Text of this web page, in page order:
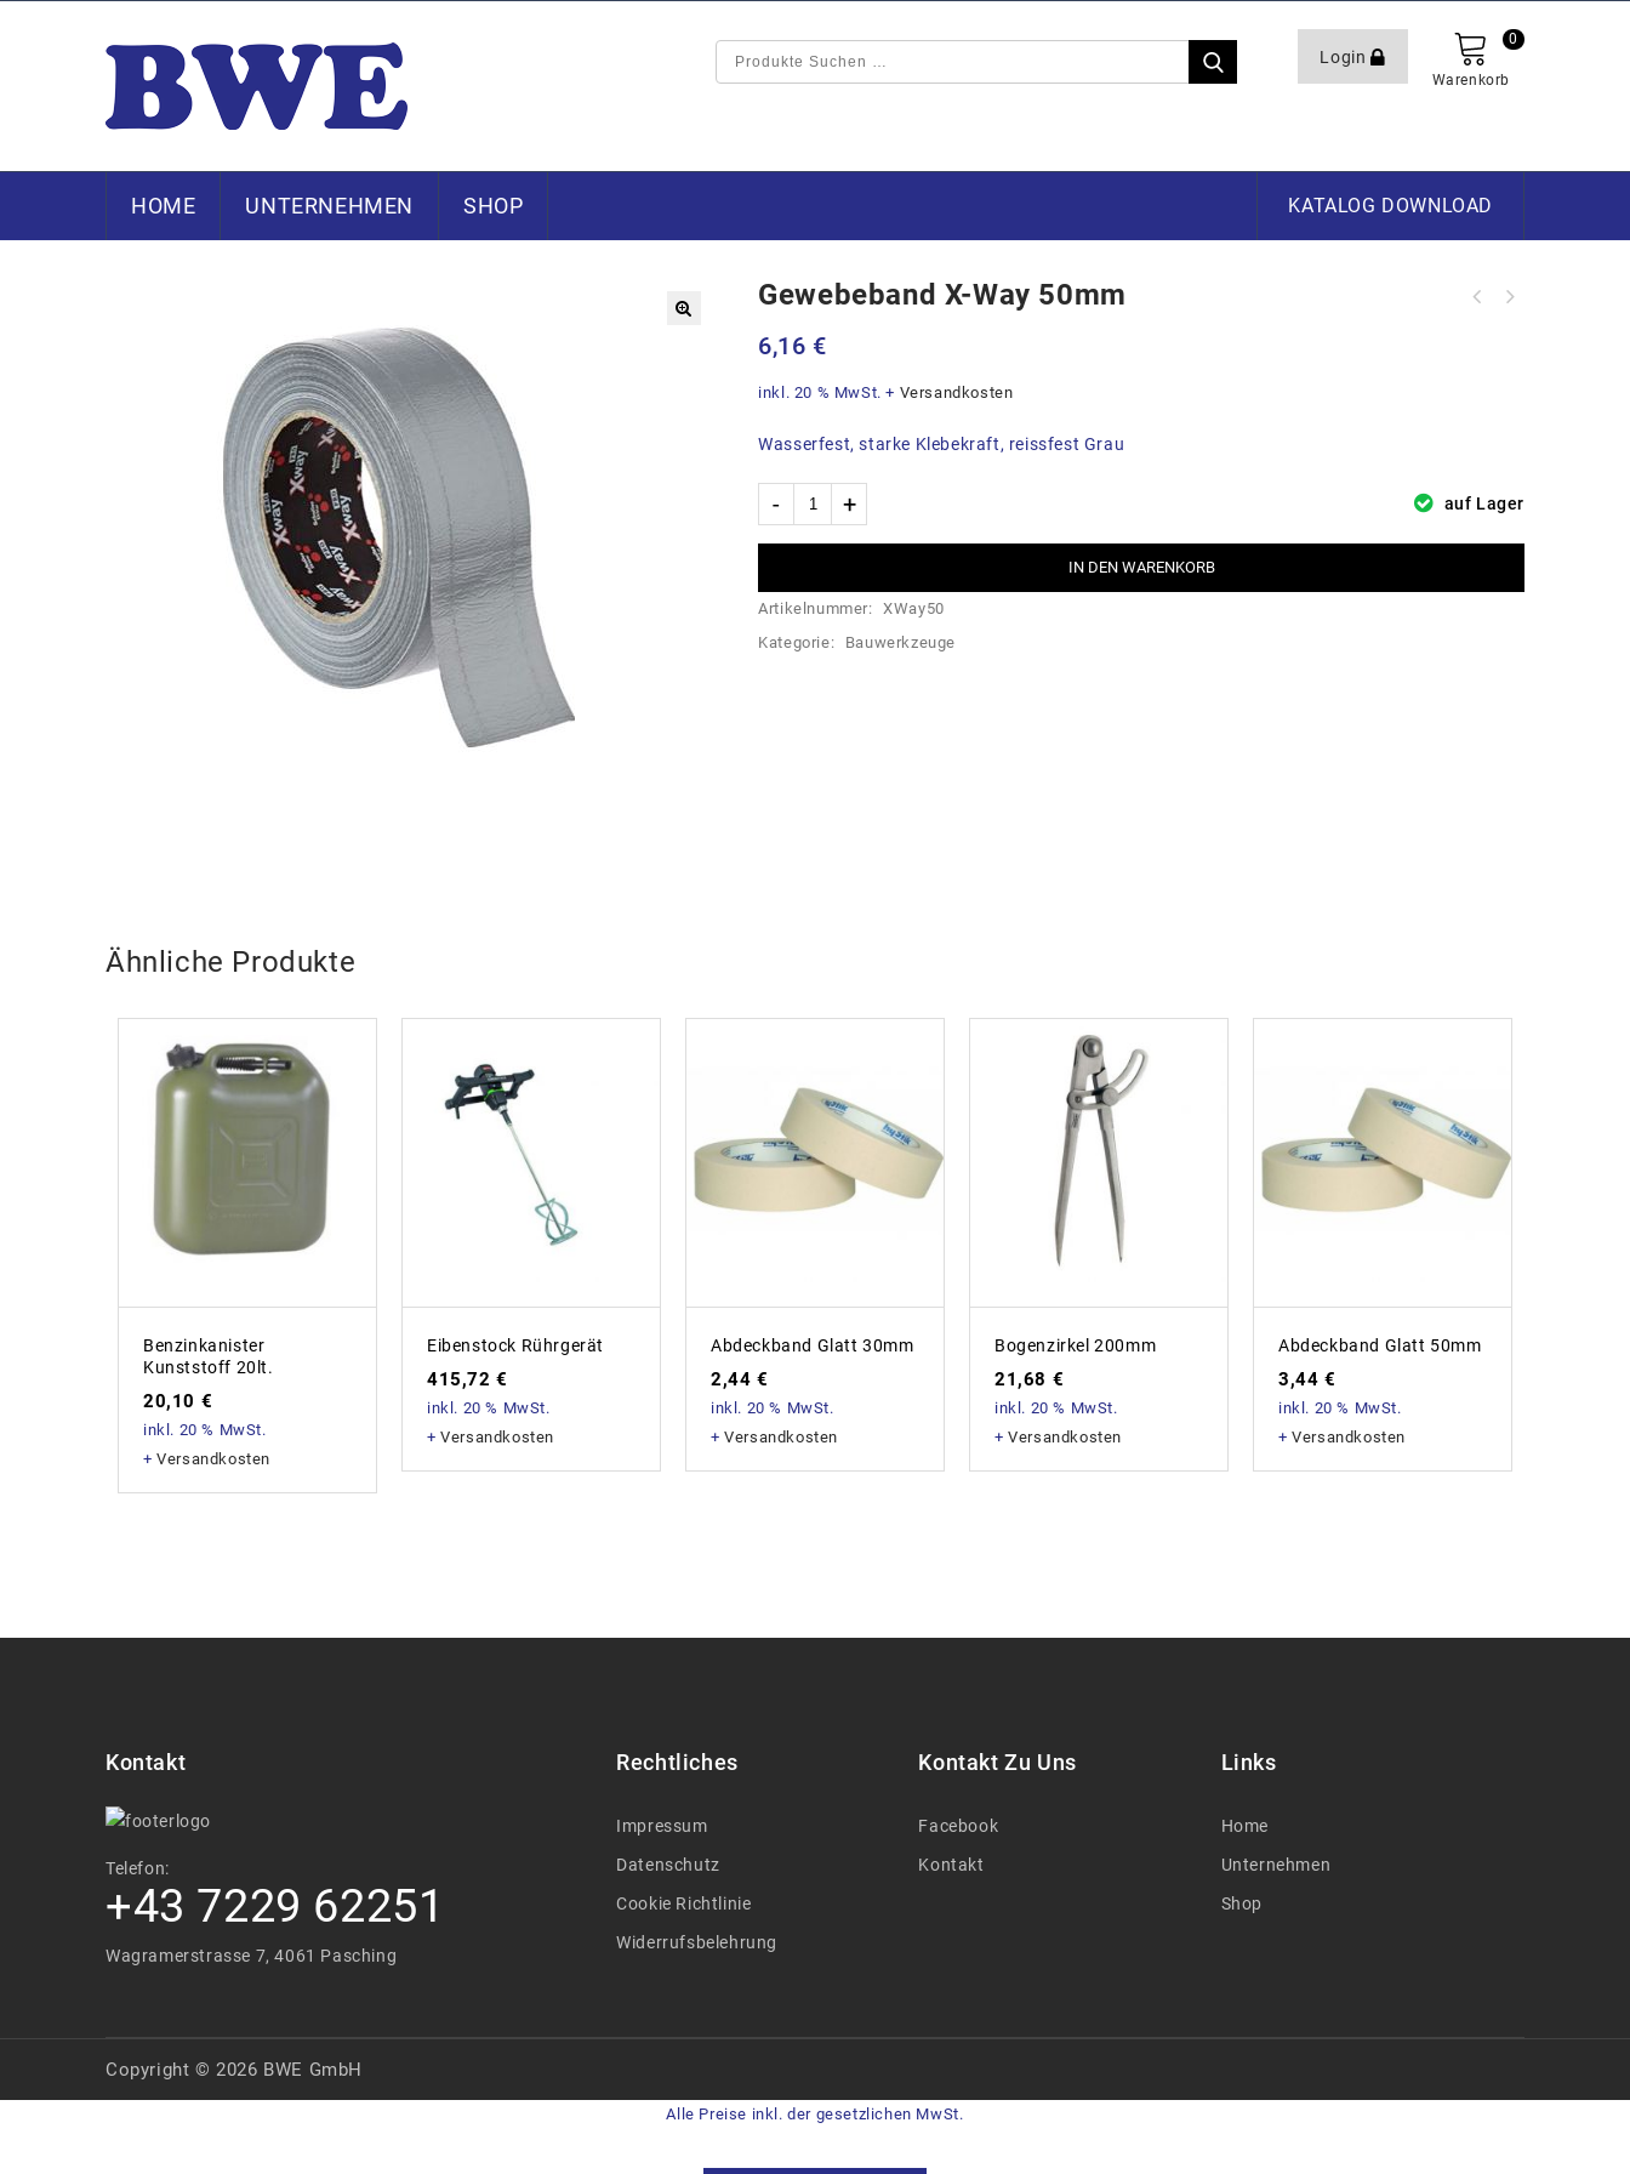
Login
Warenkorb
0
HOME UNTERNEHMEN SHOP KATALOG DOWNLOAD
Gewebeband X-Way 50mm
6,16 €
inkl. 20 % MwSt. + Versandkosten
Wasserfest, starke Klebekraft, reissfest Grau
auf Lager
IN DEN WARENKORB
Artikelnummer:
XWay50
Kategorie:
Bauwerkzeuge
Ähnliche Produkte
Benzinkanister
Kunststoff 20lt.
20,10 €
inkl. 20 % MwSt.
+Versandkosten
Eibenstock Rührgerät
415,72€
inkl. 20 % MwSt.
+Versandkosten
Abdeckband Glatt 30mm
2,44 €
inkl. 20 % MwSt.
+Versandkosten
Bogenzirkel 200mm
21,68 €
inkl. 20 % MwSt.
+Versandkosten
Abdeckband Glatt 50mm
3,44 €
inkl. 20 % MwSt.
+Versandkosten
Kontakt
Telefon:
+43 7229 62251
Wagramerstrasse 7, 4061 Pasching
Rechtliches
Impressum
Datenschutz
Cookie Richtlinie
Widerrufsbelehrung
Kontakt Zu Uns
Facebook
Kontakt
Links
Home
Unternehmen
Shop
Copyright © 2026 BWE GmbH
Alle Preise inkl. der gesetzlichen MwSt.